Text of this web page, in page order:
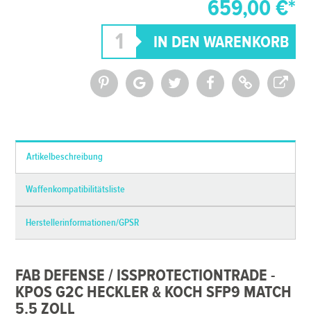
659,00 €*
Artikelbeschreibung
Waffenkompatibilitätsliste
Herstellerinformationen/GPSR
FAB DEFENSE / ISSPROTECTIONTRADE -
KPOS G2C HECKLER & KOCH SFP9 MATCH
5.5 ZOLL